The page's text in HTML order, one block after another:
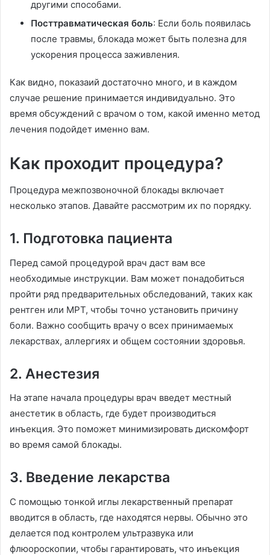
другими способами.
Посттравматическая боль: Если боль появилась
после травмы, блокада может быть полезна для
ускорения процесса заживления.
Как видно, показаий достаточно много, и в каждом
случае решение принимается индивидуально. Это
время обсуждений с врачом о том, какой именно метод
лечения подойдет именно вам.
Как проходит процедура?
Процедура межпозвоночной блокады включает
несколько этапов. Давайте рассмотрим их по порядку.
1. Подготовка пациента
Перед самой процедурой врач даст вам все
необходимые инструкции. Вам может понадобиться
пройти ряд предварительных обследований, таких как
рентген или МРТ, чтобы точно установить причину
боли. Важно сообщить врачу о всех принимаемых
лекарствах, аллергиях и общем состоянии здоровья.
2. Анестезия
На этапе начала процедуры врач введет местный
анестетик в область, где будет производиться
инъекция. Это поможет минимизировать дискомфорт
во время самой блокады.
3. Введение лекарства
С помощью тонкой иглы лекарственный препарат
вводится в область, где находятся нервы. Обычно это
делается под контролем ультразвука или
флюороскопии, чтобы гарантировать, что инъекция